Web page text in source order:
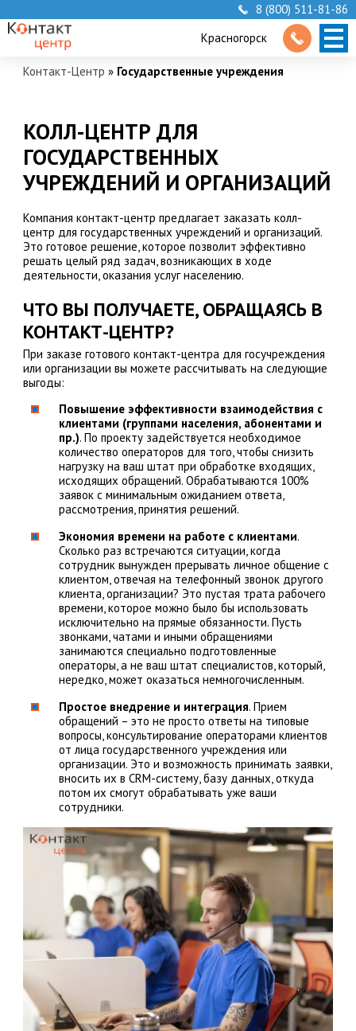
8 (800) 511-81-86
Красногорск
Контакт-Центр » Государственные учреждения
КОЛЛ-ЦЕНТР ДЛЯ
ГОСУДАРСТВЕННЫХ
УЧРЕЖДЕНИЙ И ОРГАНИЗАЦИЙ
Компания контакт-центр предлагает заказать колл-
центр для государственных учреждений и организаций.
Это готовое решение, которое позволит эффективно
решать целый ряд задач, возникающих в ходе
деятельности, оказания услуг населению.
ЧТО ВЫ ПОЛУЧАЕТЕ, ОБРАЩАЯСЬ В
КОНТАКТ-ЦЕНТР?
При заказе готового контакт-центра для госучреждения
или организации вы можете рассчитывать на следующие
выгоды:
Повышение эффективности взаимодействия с
клиентами (группами населения, абонентами и
пр.). По проекту задействуется необходимое
количество операторов для того, чтобы снизить
нагрузку на ваш штат при обработке входящих,
исходящих обращений. Обрабатываются 100%
заявок с минимальным ожиданием ответа,
рассмотрения, принятия решений.
Экономия времени на работе с клиентами.
Сколько раз встречаются ситуации, когда
сотрудник вынужден прерывать личное общение с
клиентом, отвечая на телефонный звонок другого
клиента, организации? Это пустая трата рабочего
времени, которое можно было бы использовать
исключительно на прямые обязанности. Пусть
звонками, чатами и иными обращениями
занимаются специально подготовленные
операторы, а не ваш штат специалистов, который,
нередко, может оказаться немногочисленным.
Простое внедрение и интеграция. Прием
обращений – это не просто ответы на типовые
вопросы, консультирование операторами клиентов
от лица государственного учреждения или
организации. Это и возможность принимать заявки,
вносить их в CRM-систему, базу данных, откуда
потом их смогут обрабатывать уже ваши
сотрудники.